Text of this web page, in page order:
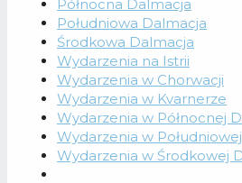
Północna Dalmacja
Południowa Dalmacja
Środkowa Dalmacja
Wydarzenia na Istrii
Wydarzenia w Chorwacji
Wydarzenia w Kvarnerze
Wydarzenia w Północnej
Wydarzenia w
Wydarzenia w Środkowej